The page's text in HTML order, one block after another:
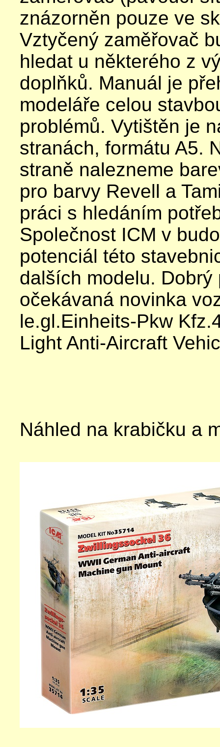
znázorněn pouze ve
Vztyčený zaměřovač
hledat u některého z
doplňků. Manuál je
modeláře celou
problémů. Vytištěn je
stranách, formátu A5.
straně nalezneme
pro barvy Revell a
práci s hledáním
Společnost ICM v
potenciál této
dalších modelu. Dobrý
očekávaná novinka
le.gl.Einheits-Pkw
Light Anti-Aircraft
Náhled na krabičku a